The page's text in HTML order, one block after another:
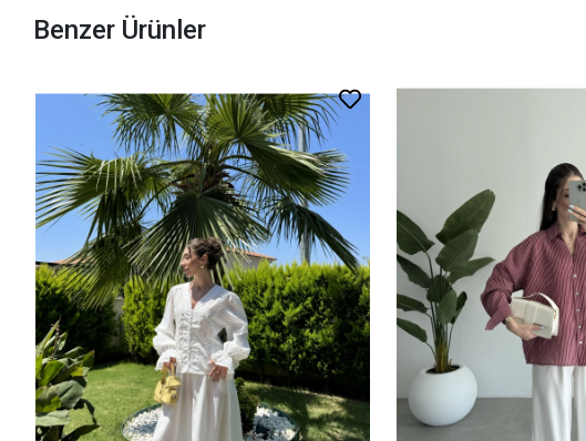
Benzer Ürünler